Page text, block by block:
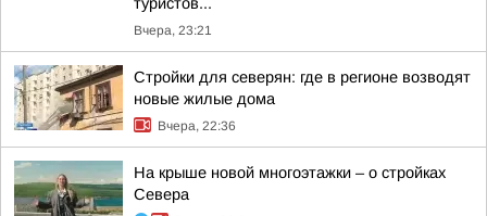
Вчера, 23:21
Стройки для северян: где в регионе возводят
новые жилые дома
Вчера, 22:36
На крыше новой многоэтажки – о стройках
Севера